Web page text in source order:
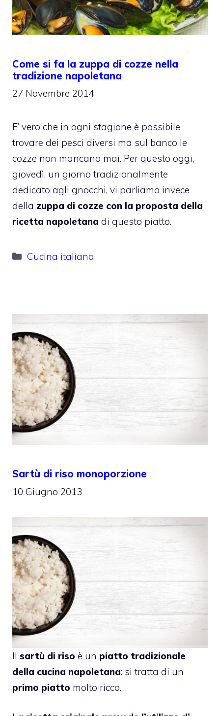
Come si fa la zuppa di cozze nella
tradizione napoletana
27 Novembre 2014
E’ vero che in ogni stagione è possibile
trovare dei pesci diversi ma sul banco le
cozze non mancano mai. Per questo oggi,
giovedì, un giorno tradizionalmente
dedicato agli gnocchi, vi parliamo invece
della zuppa di cozze con la proposta della
ricetta napoletana di questo piatto.
Categorie
Cucina italiana
Sartù di riso monoporzione
10 Giugno 2013
Il sartù di riso è un piatto tradizionale
della cucina napoletana: si tratta di un
primo piatto molto ricco.